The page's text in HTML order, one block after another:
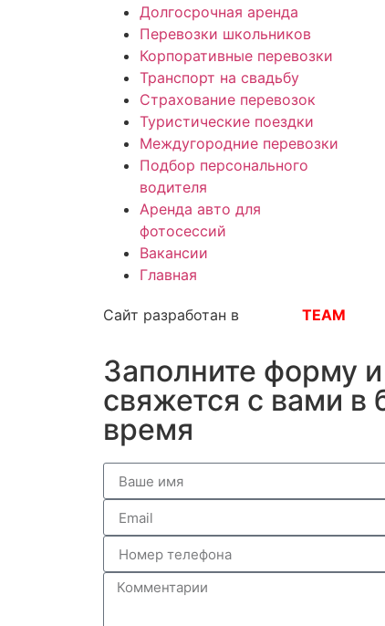
Долгосрочная аренда
Перевозки школьников
Корпоративные перевозки
Транспорт на свадьбу
Страхование перевозок
Туристические поездки
Междугородние перевозки
Подбор персонального
водителя
Аренда авто для
фотосессий
Вакансии
Главная
Сайт разработан в TEAM
Заполните форму
свяжется с вами
время